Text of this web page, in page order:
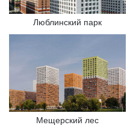
Люблинский парк
Мещерский лес